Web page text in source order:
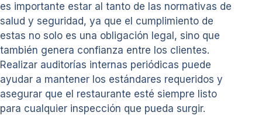
es importante estar al tanto de las normativas de
salud y seguridad, ya que el cumplimiento de
estas no solo es una obligación legal, sino que
también genera confianza entre los clientes.
Realizar auditorías internas periódicas puede
ayudar a mantener los estándares requeridos y
asegurar que el restaurante esté siempre listo
para cualquier inspección que pueda surgir.